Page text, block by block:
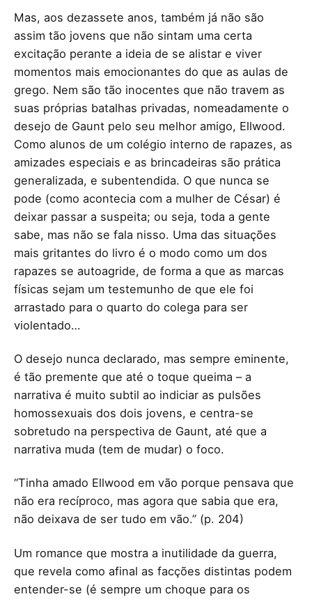
Mas, aos dezassete anos, também já não são
assim tão jovens que não sintam uma certa
excitação perante a ideia de se alistar e viver
momentos mais emocionantes do que as aulas de
grego. Nem são tão inocentes que não travem as
suas próprias batalhas privadas, nomeadamente o
desejo de Gaunt pelo seu melhor amigo, Ellwood.
Como alunos de um colégio interno de rapazes, as
amizades especiais e as brincadeiras são prática
generalizada, e subentendida. O que nunca se
pode (como acontecia com a mulher de César) é
deixar passar a suspeita; ou seja, toda a gente
sabe, mas não se fala nisso. Uma das situações
mais gritantes do livro é o modo como um dos
rapazes se autoagride, de forma a que as marcas
físicas sejam um testemunho de que ele foi
arrastado para o quarto do colega para ser
violentado…
O desejo nunca declarado, mas sempre eminente,
é tão premente que até o toque queima – a
narrativa é muito subtil ao indiciar as pulsões
homossexuais dos dois jovens, e centra-se
sobretudo na perspectiva de Gaunt, até que a
narrativa muda (tem de mudar) o foco.
“Tinha amado Ellwood em vão porque pensava que
não era recíproco, mas agora que sabia que era,
não deixava de ser tudo em vão.” (p. 204)
Um romance que mostra a inutilidade da guerra,
que revela como afinal as facções distintas podem
entender-se (é sempre um choque para os